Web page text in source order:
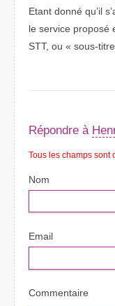
Etant donné qu’il
le service proposé
STT, ou « sous-
Répondre à
Tous les champs sont
Nom
Email
Commentaire